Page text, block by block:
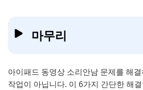
마무리
아이패드 동영상 소리안남 문제를 해
작업이 아닙니다. 이 6가지 간단한 해